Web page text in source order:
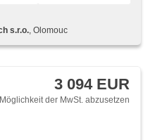
s.r.o. , Olomouc
3 094 EUR
Möglichkeit der MwSt. abzusetzen